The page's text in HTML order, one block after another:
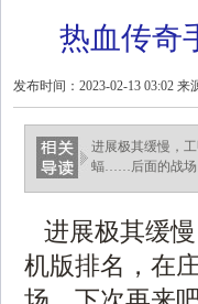
热血传奇
发布时间：2023-02-13 03:02 来
进展极其缓慢，
蝠……后面的战场
进展极其缓
机版排名，在